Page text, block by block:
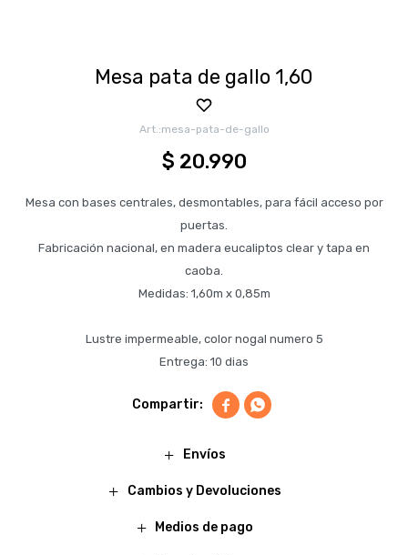
Mesa pata de gallo 1,60
mesa-pata-de-gallo
$ 20.990
Mesa con bases centrales, desmontables, para fácil acceso por
puertas.
Fabricación nacional, en madera eucaliptos clear y tapa en
caoba.
Medidas: 1,60m x 0,85m
Lustre impermeable, color nogal numero 5
Entrega: 10 dias
 
Envíos
Cambios y Devoluciones
Medios de pago